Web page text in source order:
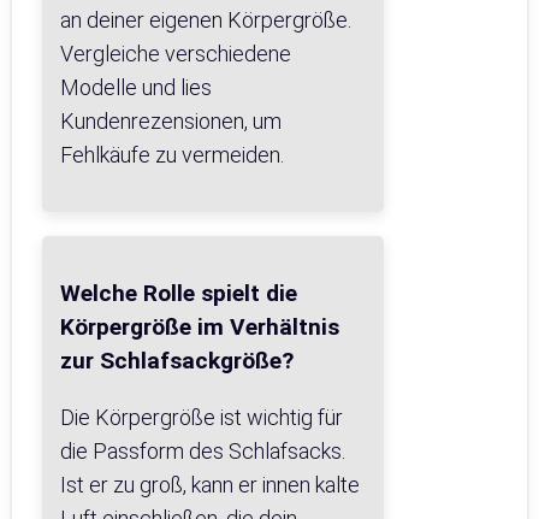
an deiner eigenen Körpergröße.
Vergleiche verschiedene
Modelle und lies
Kundenrezensionen, um
Fehlkäufe zu vermeiden.
Welche Rolle spielt die
Körpergröße im Verhältnis
zur Schlafsackgröße?
Die Körpergröße ist wichtig für
die Passform des Schlafsacks.
Ist er zu groß, kann er innen kalte